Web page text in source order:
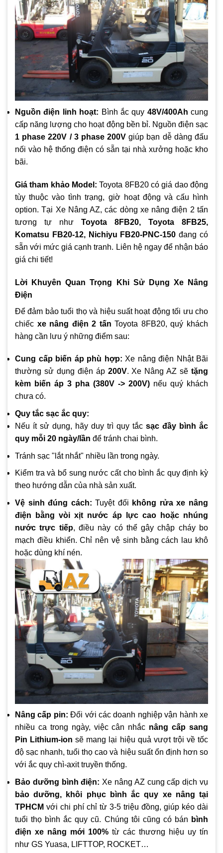
Nguồn điện linh hoạt: Bình ắc quy 48V/400Ah cung
cấp năng lượng cho hoạt động bền bỉ. Nguồn điện sạc
1 phase 220V / 3 phase 200V giúp bạn dễ dàng đấu
nối vào hệ thống điện có sẵn tại nhà xưởng hoặc kho
bãi.
Giá tham khảo Model: Toyota 8FB20 có giá dao động
tùy thuộc vào tình trạng, giờ hoạt động và cấu hình
option. Tại Xe Nâng AZ, các dòng xe nâng điện 2 tấn
tương tự như Toyota 8FB20, Toyota 8FB25,
Komatsu FB20-12, Nichiyu FB20-PNC-150 đang có
sẵn với mức giá cạnh tranh. Liên hệ ngay để nhận báo
giá chi tiết!
Lời Khuyên Quan Trọng Khi Sử Dụng Xe Nâng
Điện
Để đảm bảo tuổi thọ và hiệu suất hoạt động tối ưu cho
chiếc xe nâng điện 2 tấn Toyota 8FB20, quý khách
hàng cần lưu ý những điểm sau:
Cung cấp biến áp phù hợp: Xe nâng điện Nhật Bãi
thường sử dụng điện áp 200V. Xe Nâng AZ sẽ tặng
kèm biến áp 3 pha (380V -> 200V) nếu quý khách
chưa có.
Quy tắc sạc ắc quy:
Nếu ít sử dụng, hãy duy trì quy tắc sạc đầy bình ắc
quy mỗi 20 ngày/lần để tránh chai bình.
Tránh sạc "lắt nhắt" nhiều lần trong ngày.
Kiểm tra và bổ sung nước cất cho bình ắc quy định kỳ
theo hướng dẫn của nhà sản xuất.
Vệ sinh đúng cách: Tuyệt đối không rửa xe nâng
điện bằng vòi xịt nước áp lực cao hoặc nhúng
nước trực tiếp, điều này có thể gây chập cháy bo
mạch điều khiển. Chỉ nên vệ sinh bằng cách lau khô
hoặc dùng khí nén.
Nâng cấp pin: Đối với các doanh nghiệp vận hành xe
nhiều ca trong ngày, việc cân nhắc nâng cấp sang
Pin Lithium-ion sẽ mang lại hiệu quả vượt trội về tốc
độ sạc nhanh, tuổi thọ cao và hiệu suất ổn định hơn so
với ắc quy chì-axit truyền thống.
Bảo dưỡng bình điện: Xe nâng AZ cung cấp dịch vụ
bảo dưỡng, khôi phục bình ắc quy xe nâng tại
TPHCM với chi phí chỉ từ 3-5 triệu đồng, giúp kéo dài
tuổi thọ bình ắc quy cũ. Chúng tôi cũng có bán bình
điện xe nâng mới 100% từ các thương hiệu uy tín
như GS Yuasa, LIFTTOP, ROCKET…